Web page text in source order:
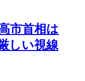
市首相は
しい視線